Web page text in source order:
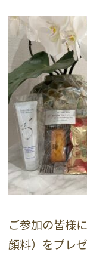
ご参加の皆様
顔料）をプレ